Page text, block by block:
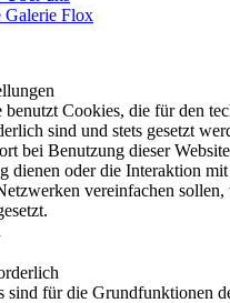
Galerie Flox
benutzt Cookies, die für den
sind und stets gesetzt
bei Benutzung dieser
dienen oder die Interaktion mit
vereinfachen
sind für die Grundfunktionen